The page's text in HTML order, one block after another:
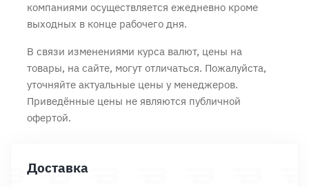
компаниями осуществляется ежедневно кроме
выходных в конце рабочего дня.
В связи изменениями курса валют, цены на
товары, на сайте, могут отличаться. Пожалуйста,
уточняйте актуальные цены у менеджеров.
Приведённые цены не являются публичной
офертой.
Доставка